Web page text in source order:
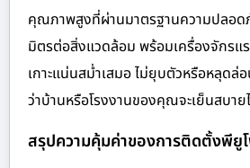
คุณภาพสูงที่ผ่านมาตรฐานความปลอด
มิตรต่อสิ่งแวดล้อม พร้อมเครื่องจักรแ
เกาะแน่นสม่ำเสมอ ไม่ยุบตัวหรือหลุดล่
ว่าบ้านหรือโรงงานของคุณจะเย็นสบา
สรุปความคุ้มค่าของการติดตั้งพียู